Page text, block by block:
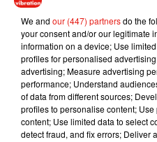
Musique
Julien
dans son
We and our (447) partnersdo the
your consent and/or our legitimate
information on a device; Use
profiles for personalised
advertising; Measure advertising
performance; Understand
of data from different sources;
profiles to personalise content;
content; Use limited data to select
detect fraud, and fix errors; Deliver